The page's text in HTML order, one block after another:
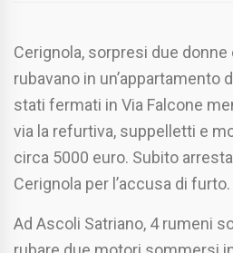
Cerignola, sorpresi due donne
rubavano in un’appartamento
stati fermati in Via Falcone
via la refurtiva, suppelletti e
circa 5000 euro. Subito
Cerignola per l’accusa di furto.
Ad Ascoli Satriano, 4 rumeni